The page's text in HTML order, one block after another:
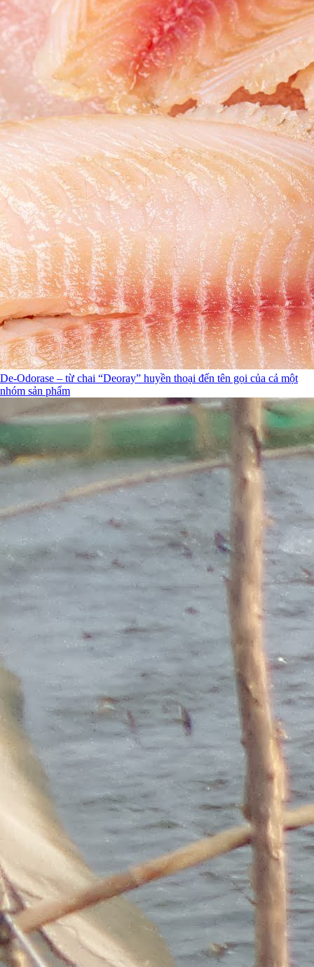
De-Odorase – từ chai “Deoray” huyền thoại đến tên gọi của cả một
nhóm sản phẩm